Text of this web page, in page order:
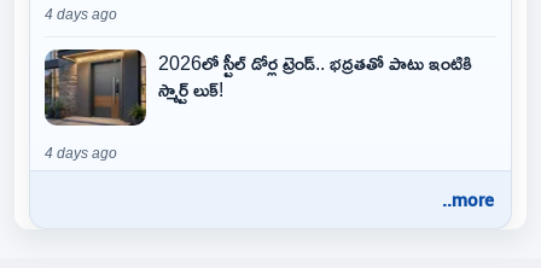
4 days ago
2026లో స్టీల్ డోర్ల ట్రెండ్.. భద్రతతో పాటు ఇంటికి
స్మార్ట్ లుక్!
4 days ago
..more